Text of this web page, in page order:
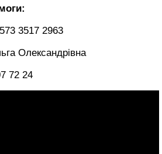
3517 2963
Олександрівна
72 24